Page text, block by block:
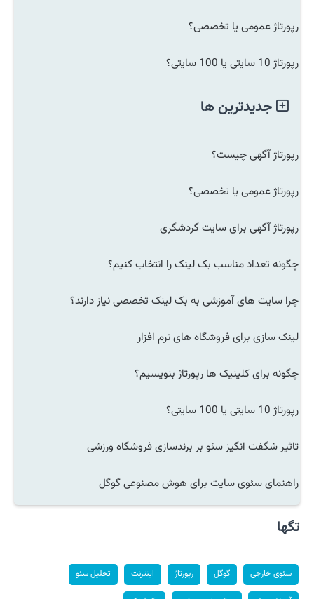
رپورتاژ عمومی یا تخصصی؟
رپورتاژ 10 سایتی یا 100 سایتی؟
جدیدترین ها
رپورتاژ آگهی چیست؟
رپورتاژ عمومی یا تخصصی؟
رپورتاژ آگهی برای سایت گردشگری
چگونه تعداد مناسب بک لینک را انتخاب کنیم؟
چرا سایت های آموزشی به بک لینک تخصصی نیاز دارند؟
لینک سازی برای فروشگاه های نرم افزار
چگونه برای کلینیک ها رپورتاژ بنویسیم؟
رپورتاژ 10 سایتی یا 100 سایتی؟
تاثیر شگفت انگیز سئو بر برندسازی فروشگاه ورزشی
راهنمای سئوی سایت برای هوش مصنوعی گوگل
تگها
سئوی خارجی گوگل رپورتاژ اینترنت تحلیل سئو